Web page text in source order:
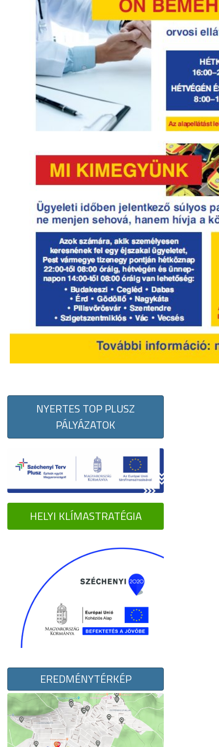
NYERTES TOP PLUSZ
PÁLYÁZATOK
HELYI KLÍMASTRATÉGIA
EREDMÉNYTÉRKÉP